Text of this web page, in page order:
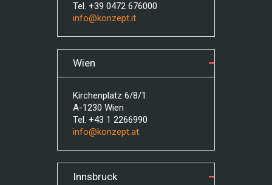
Tel. +39 0472 676000
info@konzept.it
Wien
Kirchenplatz 6/8/1
A-1230 Wien
Tel. +43 1 2266990
info@konzept.at
Innsbruck